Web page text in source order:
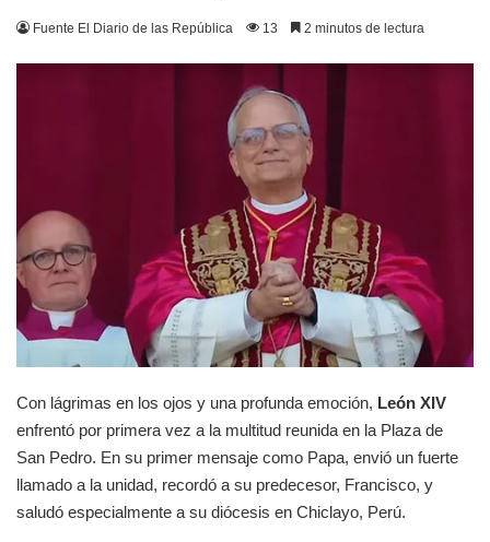
Fuente El Diario de las República 13 2 minutos de lectura
Con lágrimas en los ojos y una profunda emoción, León XIV
enfrentó por primera vez a la multitud reunida en la Plaza de
San Pedro. En su primer mensaje como Papa, envió un fuerte
llamado a la unidad, recordó a su predecesor, Francisco, y
saludó especialmente a su diócesis en Chiclayo, Perú.